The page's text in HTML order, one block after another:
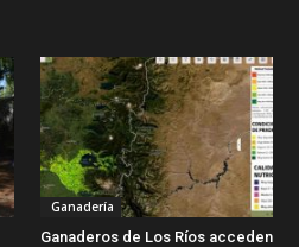
Ganadería
Ganaderos de Los Ríos acceden